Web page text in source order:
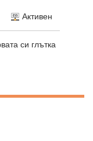
Активен
си глътка